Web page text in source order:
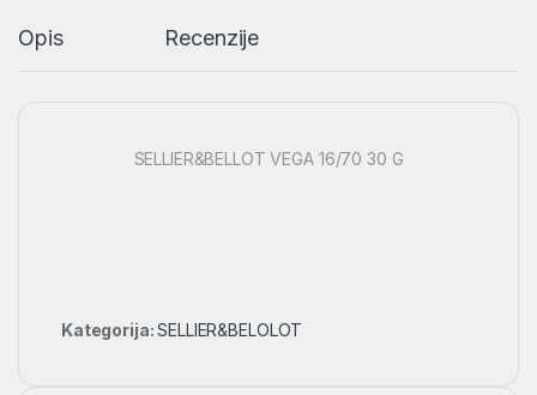
Opis Recenzije
SELLIER&BELLOT VEGA 16/70 30 G
Kategorija:SELLIER&BELOLOT